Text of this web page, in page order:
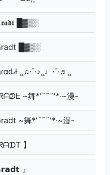
█▓▒░
█▓▒░
¸¸♫·¯·♪¸¸♩·¯·♬¸¸
~舞*'¨¯¨'*·~漫-
~舞*'¨¯¨'*·~漫-
】
』